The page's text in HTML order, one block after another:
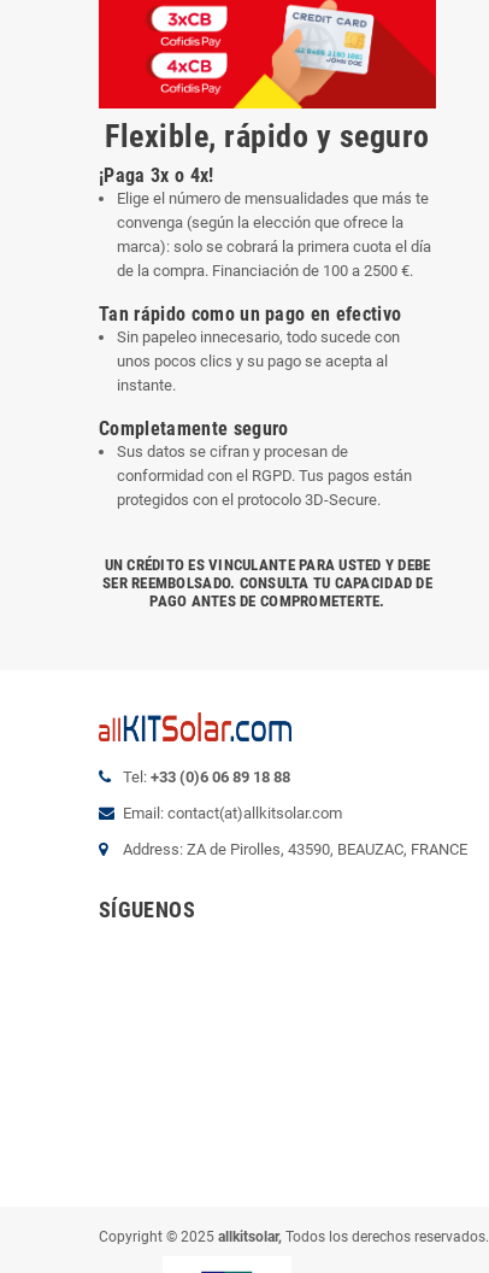
Flexible, rápido y seguro
¡Paga 3x o 4x!
Elige el número de mensualidades que más te
convenga (según la elección que ofrece la
marca): solo se cobrará la primera cuota el día
de la compra. Financiación de 100 a 2500 €.
Tan rápido como un pago en efectivo
Sin papeleo innecesario, todo sucede con
unos pocos clics y su pago se acepta al
instante.
Completamente seguro
Sus datos se cifran y procesan de
conformidad con el RGPD. Tus pagos están
protegidos con el protocolo 3D-Secure.
UN CRÉDITO ES VINCULANTE PARA USTED Y DEBE
SER REEMBOLSADO. CONSULTA TU CAPACIDAD DE
PAGO ANTES DE COMPROMETERTE.
Tel: +33 (0)6 06 89 18 88
Email: contact(at)allkitsolar.com
Address: ZA de Pirolles, 43590, BEAUZAC, FRANCE
SÍGUENOS
Copyright © 2025 allkitsolar, Todos los derechos reservados.